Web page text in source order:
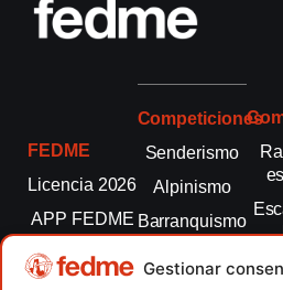
Gestionar
FEDME
Licencia 2026
APP FEDME
Transparencia
Competiciones
Senderismo
Alpinismo
Barranquismo
montaña